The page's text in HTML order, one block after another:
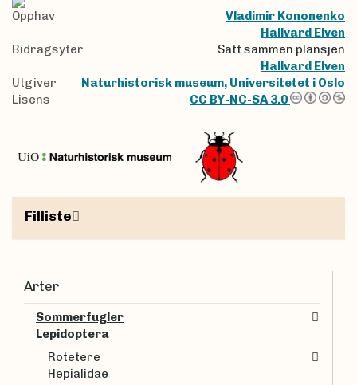
Opphav
Vladimir Kononenko
Hallvard Elven
Bidragsyter
Satt sammen plansjen
Hallvard Elven
Utgiver
Naturhistorisk museum, Universitetet i Oslo
Lisens
CC BY-NC-SA 3.0
Filliste
Arter
Sommerfugler
Lepidoptera
Rotetere
Hepialidae